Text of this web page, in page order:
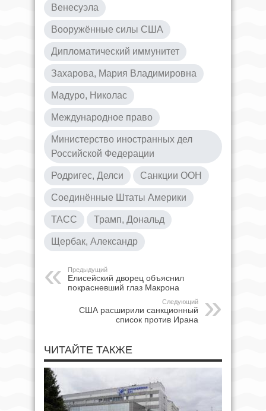
Венесуэла
Вооружённые силы США
Дипломатический иммунитет
Захарова, Мария Владимировна
Мадуро, Николас
Международное право
Министерство иностранных дел
Российской Федерации
Родригес, Делси Санкции ООН
Соединённые Штаты Америки
ТАСС Трамп, Дональд
Щербак, Александр
Предыдущий
Елисейский дворец объяснил
покрасневший глаз Макрона
Следующий
США расширили санкционный
список против Ирана
ЧИТАЙТЕ ТАКЖЕ